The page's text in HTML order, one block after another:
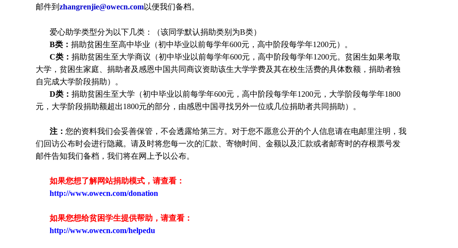
邮件到 zhangrenjie@owecn.com以便我们备档。
爱心助学类型分为以下几类：（该同学默认捐助类别为B类）
B类： 捐助贫困生至高中毕业（初中毕业以前每学年600元，高中阶段每学年1200元）。
C类： 捐助贫困生至大学商议（初中毕业以前每学年600元，高中阶段每学年1200元。贫困生如果考取
大学，贫困生家庭、捐助者及感恩中国共同商议资助该生大学学费及其在校生活费的具体数额，捐助者独
自完成大学阶段捐助）。
D类： 捐助贫困生至大学（初中毕业以前每学年600元，高中阶段每学年1200元，大学阶段每学年1800
元，大学阶段捐助额超出1800元的部分，由感恩中国寻找另外一位或几位捐助者共同捐助）。
注： 您的资料我们会妥善保管，不会透露给第三方。对于您不愿意公开的个人信息请在电邮里注明，我
们回访公布时会进行隐藏。请及时将您每一次的汇款、寄物时间、金额以及汇款或者邮寄时的存根票号发
邮件告知我们备档，我们将在网上予以公布。
如果您想了解网站捐助模式，请查看：
http://www.owecn.com/donation
如果您想给贫困学生提供帮助，请查看 ：
http://www.owecn.com/helpedu